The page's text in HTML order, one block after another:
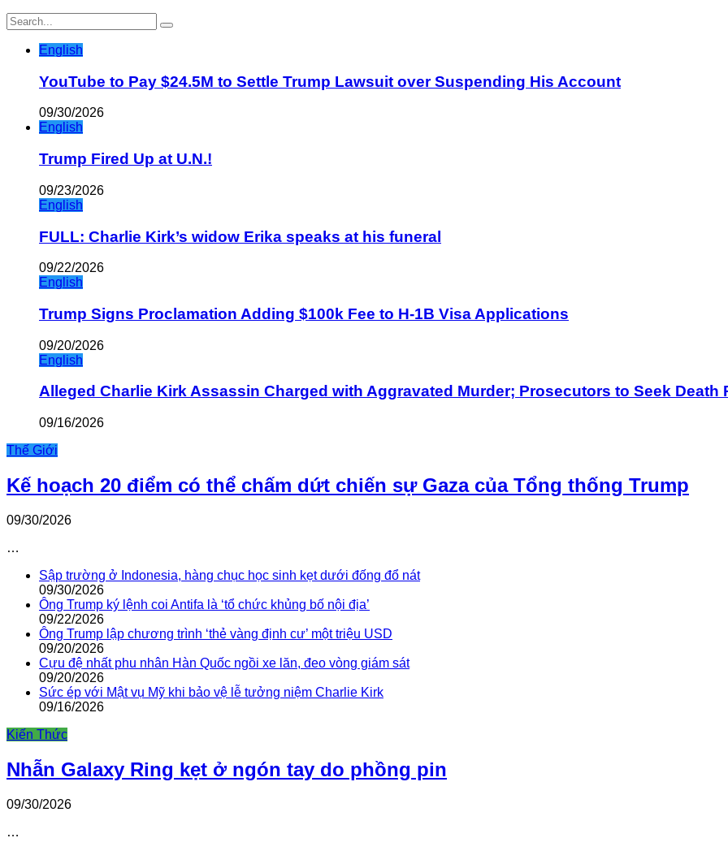
English
YouTube to Pay $24.5M to Settle Trump Lawsuit over Suspending His Account
09/30/2026
English
Trump Fired Up at U.N.!
09/23/2026
English
FULL: Charlie Kirk’s widow Erika speaks at his funeral
09/22/2026
English
Trump Signs Proclamation Adding $100k Fee to H-1B Visa Applications
09/20/2026
English
Alleged Charlie Kirk Assassin Charged with Aggravated Murder; Prosecutors to Seek Death
09/16/2026
Thế Giới
Kế hoạch 20 điểm có thể chấm dứt chiến sự Gaza của Tổng thống Trump
09/30/2026
…
Sập trường ở Indonesia, hàng chục học sinh kẹt dưới đống đổ nát
09/30/2026
Ông Trump ký lệnh coi Antifa là ‘tổ chức khủng bố nội địa’
09/22/2026
Ông Trump lập chương trình ‘thẻ vàng định cư’ một triệu USD
09/20/2026
Cựu đệ nhất phu nhân Hàn Quốc ngồi xe lăn, đeo vòng giám sát
09/20/2026
Sức ép với Mật vụ Mỹ khi bảo vệ lễ tưởng niệm Charlie Kirk
09/16/2026
Kiến Thức
Nhẫn Galaxy Ring kẹt ở ngón tay do phồng pin
09/30/2026
…